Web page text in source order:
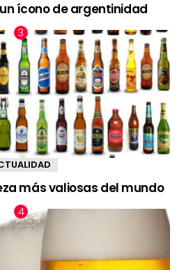
ícono de argentinidad
más valiosas del mundo